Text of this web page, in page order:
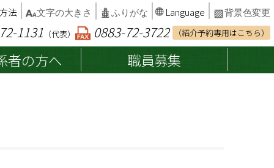
法 文字の大きさ ふりがな Language 背景色変更
1131 （代表） 0883-72-3722 （紹介予約専用はこちら）
者の方へ 職員募集